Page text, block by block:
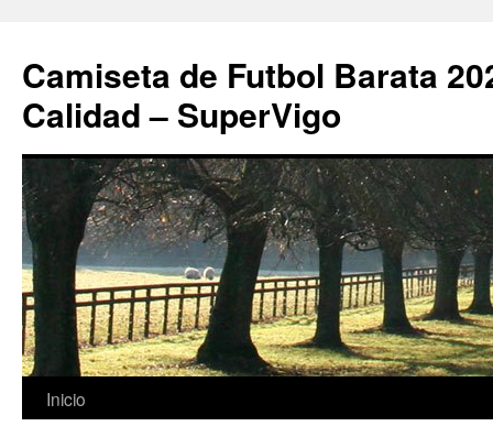
Camiseta de Futbol Barata
Calidad – SuperVigo
Saltar
Inicio